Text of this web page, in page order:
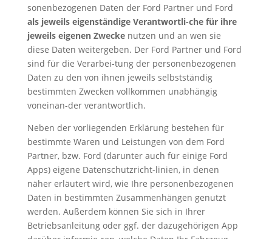
sonenbezogenen Daten der Ford Partner und Ford
als jeweils eigenständige Verantwortli-che für ihre
jeweils eigenen Zwecke nutzen und an wen sie
diese Daten weitergeben. Der Ford Partner und Ford
sind für die Verarbei-tung der personenbezogenen
Daten zu den von ihnen jeweils selbstständig
bestimmten Zwecken vollkommen unabhängig
voneinan-der verantwortlich.
Neben der vorliegenden Erklärung bestehen für
bestimmte Waren und Leistungen von dem Ford
Partner, bzw. Ford (darunter auch für einige Ford
Apps) eigene Datenschutzricht-linien, in denen
näher erläutert wird, wie Ihre personenbezogenen
Daten in bestimmten Zusammenhängen genutzt
werden. Außerdem können Sie sich in Ihrer
Betriebsanleitung oder ggf. der dazugehörigen App